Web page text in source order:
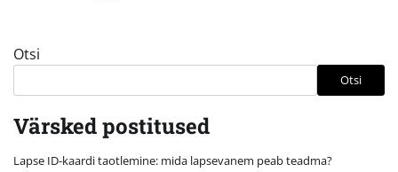
Otsi
Otsi
Värsked postitused
Lapse ID-kaardi taotlemine: mida lapsevanem peab teadma?